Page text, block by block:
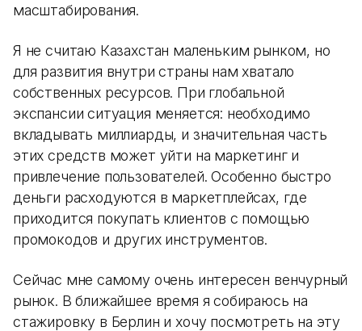
масштабирования.
Я не считаю Казахстан маленьким рынком, но
для развития внутри страны нам хватало
собственных ресурсов. При глобальной
экспансии ситуация меняется: необходимо
вкладывать миллиарды, и значительная часть
этих средств может уйти на маркетинг и
привлечение пользователей. Особенно быстро
деньги расходуются в маркетплейсах, где
приходится покупать клиентов с помощью
промокодов и других инструментов.
Сейчас мне самому очень интересен венчурный
рынок. В ближайшее время я собираюсь на
стажировку в Берлин и хочу посмотреть на эту